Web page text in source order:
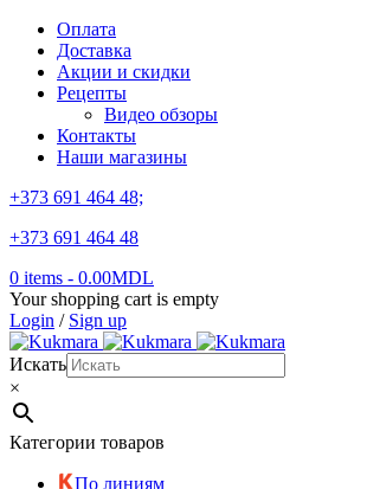
Оплата
Доставка
Акции и скидки
Рецепты
Видео обзоры
Контакты
Наши магазины
+373 691 464 48;
+373 691 464 48
0 items - 0.00MDL
Your shopping cart is empty
Login / Sign up
Искать
×
Категории товаров
По линиям